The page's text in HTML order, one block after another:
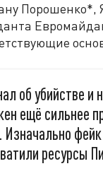
об убийстве и
ещё сильнее
ресурсы